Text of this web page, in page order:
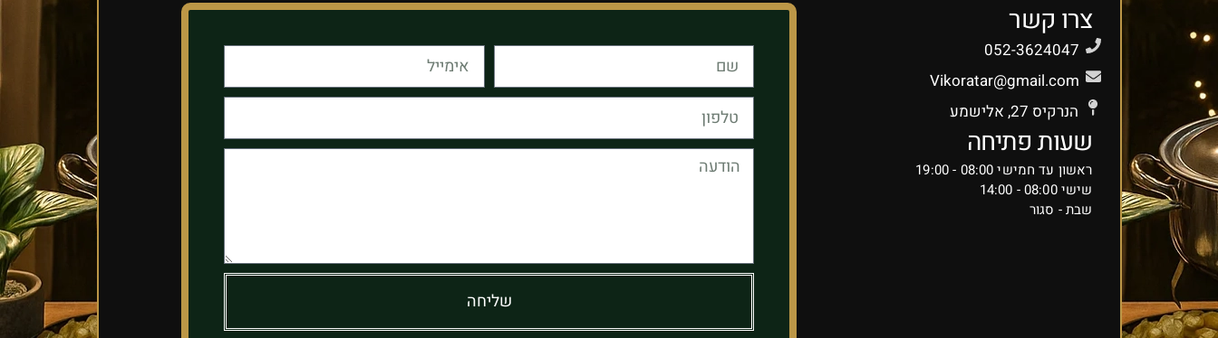
צרו קשר
052-3624047
Vikoratar@gmail.com
הנרקיס 27, אלישמע
שעות פתיחה
ראשון עד חמישי 08:00 - 19:00
שישי 08:00 - 14:00
שבת - סגור
שליחה